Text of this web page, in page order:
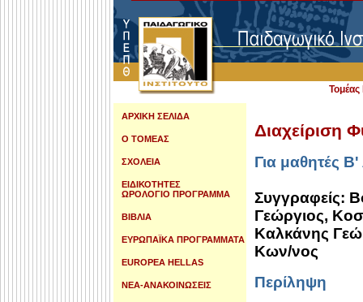
ΑΡΧΙΚΗ ΣΕΛΙΔΑ
Ο ΤΟΜΕΑΣ
ΣΧΟΛΕΙΑ
ΕΙΔΙΚΟΤΗΤΕΣ
ΩΡΟΛΟΓΙΟ ΠΡΟΓΡΑΜΜΑ
ΒΙΒΛΙΑ
ΕΥΡΩΠΑΪΚΑ ΠΡΟΓΡΑΜΜΑΤΑ
EUROPEA HELLAS
ΝΕΑ-ΑΝΑΚΟΙΝΩΣΕΙΣ
Διαχείριση
Για μαθητές Β'
Συγγραφείς:
Γεώργιος,
Καλκάνης
Κων/νος
Περίληψη